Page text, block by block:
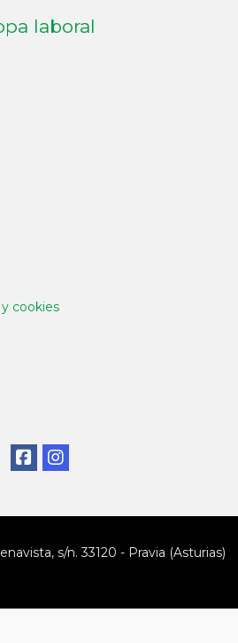
laboral
cookies
s/n. 33120 - Pravia (Asturias)